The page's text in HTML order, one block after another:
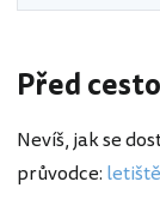
Před
Nevíš, jak se
průvodce: